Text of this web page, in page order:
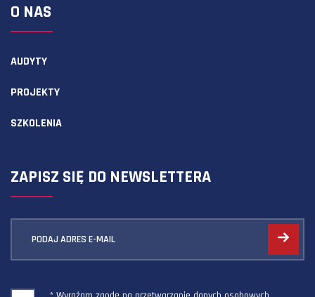
O NAS
AUDYTY
PROJEKTY
SZKOLENIA
ZAPISZ SIĘ DO NEWSLETTERA
PODAJ ADRES E-MAIL